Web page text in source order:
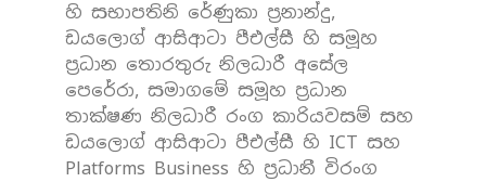
හි සභාපතිනි රේණුකා ප්‍රනාන්දු,
ඩයලොග් ආසිආටා පීඑල්සී හි සමූහ
ප්‍රධාන තොරතුරු නිලධාරී අසේල
පෙරේරා, සමාගමේ සමූහ ප්‍රධාන
තාක්ෂණ නිලධාරී රංග කාරියවසම් සහ
ඩයලොග් ආසිආටා පීඑල්සී හි ICT සහ
Platforms Business හි ප්‍රධානී විරංග